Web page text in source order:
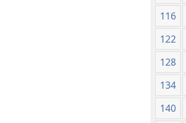
116
122
128
134
140